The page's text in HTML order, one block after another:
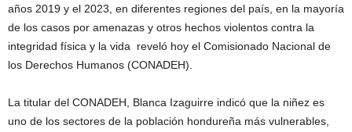
años 2019 y el 2023, en diferentes regiones del país, en la mayoría
de los casos por amenazas y otros hechos violentos contra la
integridad física y la vida reveló hoy el Comisionado Nacional de
los Derechos Humanos (CONADEH).
La titular del CONADEH, Blanca Izaguirre indicó que la niñez es
uno de los sectores de la población hondureña más vulnerables,